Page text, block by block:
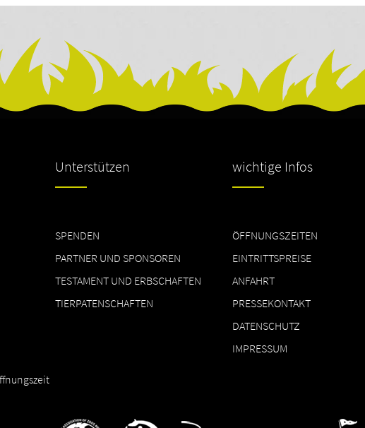
Unterstützen
SPENDEN
PARTNER UND SPONSOREN
TESTAMENT UND ERBSCHAFTEN
TIERPATENSCHAFTEN
wichtige Infos
ÖFFNUNGSZEITEN
EINTRITTSPREISE
ANFAHRT
PRESSEKONTAKT
DATENSCHUTZ
IMPRESSUM